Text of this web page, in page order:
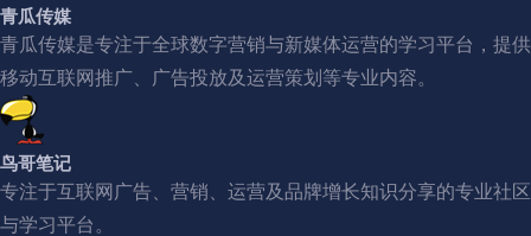
青瓜传媒
青瓜传媒是专注于全球数字营销与新媒体运营的学习平台，提供
移动互联网推广、广告投放及运营策划等专业内容。
鸟哥笔记
专注于互联网广告、营销、运营及品牌增长知识分享的专业社区
与学习平台。